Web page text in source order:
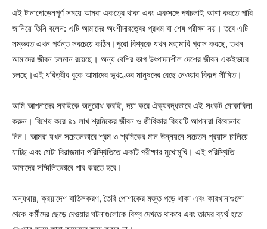
এই টানাপোড়েনপূর্ণ সময়ে আমরা একত্রে থাকা এবং একসঙ্গে পথচলাই আশা করতে পারি
জানিয়ে তিনি বলেন: এটি আমাদের অংশীদারত্বের প্রথম বা শেষ পরীক্ষা নয়। তবে এটি
সম্ভবত এখন পর্যন্ত সবচেয়ে কঠিন।পুরো বিশ্বকে যখন মহামারি গ্রাস করছে, তখন
আমাদের জীবন চলমান রয়েছে। অন্য বেশির ভাগ উৎপাদনশীল দেশের জীবন একইভাবে
চলছে।এই ধরিত্রীর বুকে আমাদের ভূখণ্ডের মানুষদের বেছে নেওয়ার বিকল্প সীমিত।
আমি আপনাদের সবাইকে অনুরোধ করছি, দয়া করে ঐক্যবদ্ধভাবে এই সংকট মোকাবিলা
করুন। বিশেষ করে ৪১ লাখ শ্রমিকের জীবন ও জীবিকার বিষয়টি আপনারা বিবেচনায়
নিন। আমরা যখন সচেতনভাবে শ্রম ও শ্রমিকের মান উন্নয়নে সচেতন প্রয়াস চালিয়ে
যাচ্ছি এবং সেটা বিরাজমান পরিস্থিতিতে একটি পরীক্ষার মুখোমুখি। এই পরিস্থিতি
আমাদের সম্মিলিতভাবে পার করতে হবে।
অন্যথায়, ক্রয়াদেশ বাতিলকরণ, তৈরি পোশাকের মজুত পড়ে থাকা এবং কারখানাগুলো
থেকে কর্মীদের ছেড়ে দেওয়ার ঘটনাগুলোকে বিশ্ব দেখতে থাকবে এবং তাদের ব্যর্থ হতে